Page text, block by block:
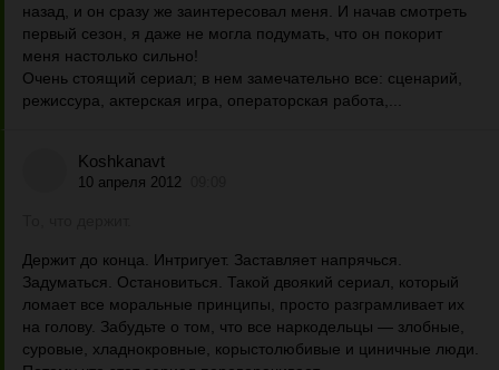
назад, и он сразу же заинтересовал меня. И начав смотреть
первый сезон, я даже не могла подумать, что он покорит
меня настолько сильно!
Очень стоящий сериал; в нем замечательно все: сценарий,
режиссура, актерская игра, операторская работа,...
Koshkanavt
10 апреля 2012
Держит до конца. Интригует. Заставляет напрячься.
Задуматься. Остановиться. Такой двоякий сериал, который
ломает все моральные принципы, просто разграмливает их
на голову. Забудьте о том, что все наркодельцы — злобные,
суровые, хладнокровные, корыстолюбивые и циничные люди.